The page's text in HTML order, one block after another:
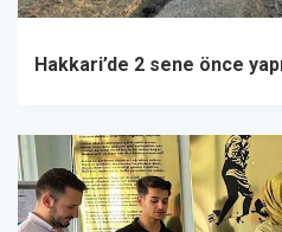
Hakkari’de 2 sene önce